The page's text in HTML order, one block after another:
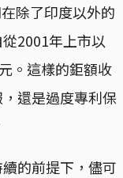
除了印度以外的
2001年上市以
。這樣的鉅額收
還是過度專利保
的前提下，儘可